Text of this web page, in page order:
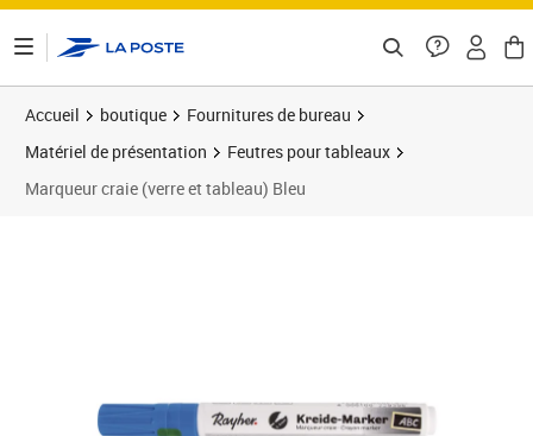
Accueil boutique
Fournitures de bureau
Matériel de présentation
Feutres pour tableaux
Marqueur craie (verre et tableau) Bleu